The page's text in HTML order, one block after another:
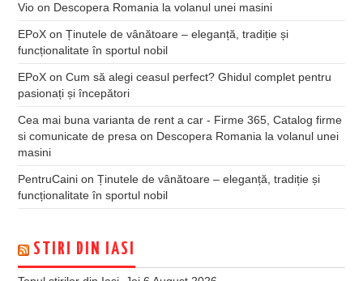
Vio on Descopera Romania la volanul unei masini
EPoX onȚinutele de vânătoare – eleganță, tradiție și
funcționalitate în sportul nobil
EPoX onCum să alegi ceasul perfect? Ghidul complet pentru
pasionați și începători
Cea mai buna varianta de rent a car - Firme 365, Catalog firme
si comunicate de presa on Descopera Romania la volanul unei
masini
PentruCaini onȚinutele de vânătoare – eleganță, tradiție și
funcționalitate în sportul nobil
STIRI DIN IASI